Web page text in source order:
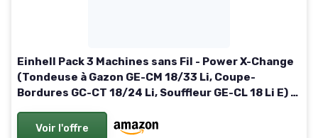
Einhell Pack 3 Machines sans Fil - Power X-Change
(Tondeuse à Gazon GE-CM 18/33 Li, Coupe-
Bordures GC-CT 18/24 Li, Souffleur GE-CL 18 Li E) +
Voir l'offre